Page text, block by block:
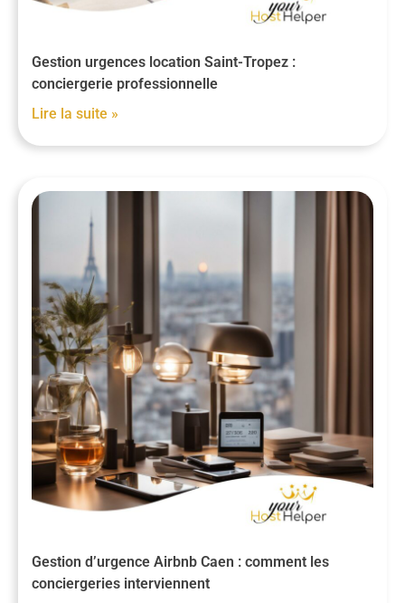
Gestion urgences location Saint-Tropez :
conciergerie professionnelle
Lire la suite »
Gestion d’urgence Airbnb Caen : comment les
conciergeries interviennent